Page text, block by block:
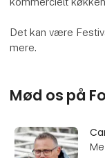
Det kan være
mere.
Mød os på